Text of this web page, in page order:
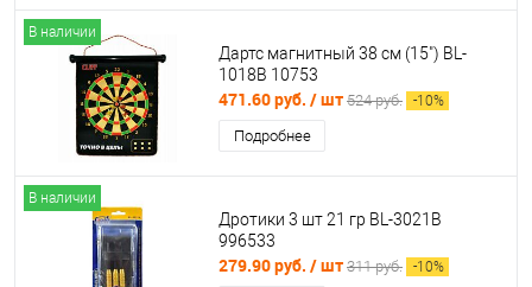
В наличии
Дартс магнитный 38 см (15") BL-
1018В 10753
471.60 руб. / шт 524 руб. -10%
Подробнее
В наличии
Дротики 3 шт 21 гр BL-3021B
996533
279.90 руб. / шт 311 руб. -10%